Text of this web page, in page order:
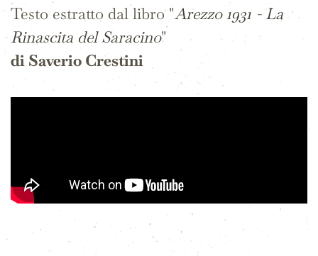
Testo estratto dal libro "Arezzo 1931 - La
Rinascita del Saracino"
di Saverio Crestini